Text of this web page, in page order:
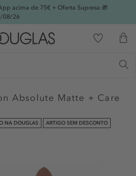
acima de 75€ + Oferta Supresa 🎁
08/26
Absolute Matte + Care
NA DOUGLAS ARTIGO SEM DESCONTO